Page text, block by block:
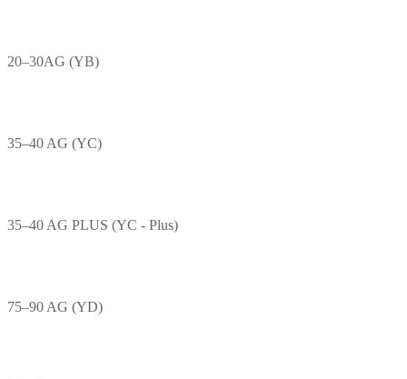
20–30AG (YB)
35–40 AG (YC)
35–40 AG PLUS (YC - Plus)
75–90 AG (YD)